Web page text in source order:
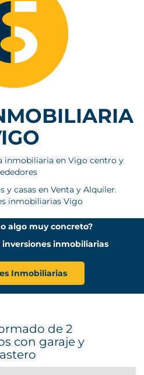
inmobiliaria en Vigo centro y
y casas en Venta y Alquiler.
inmobiliarias Vigo
algo muy concreto?
inversiones inmobiliarias
Inmobiliarias
de 2
con garaje y